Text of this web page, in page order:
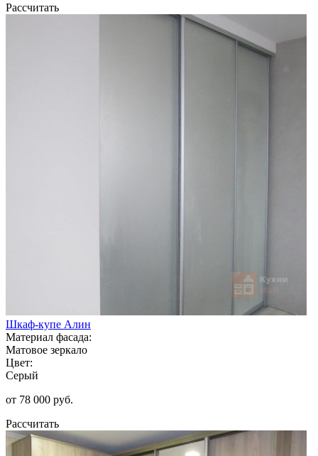
Рассчитать
Шкаф-купе Алин
Материал фасада:
Матовое зеркало
Цвет:
Серый
от 78 000 руб.
Рассчитать